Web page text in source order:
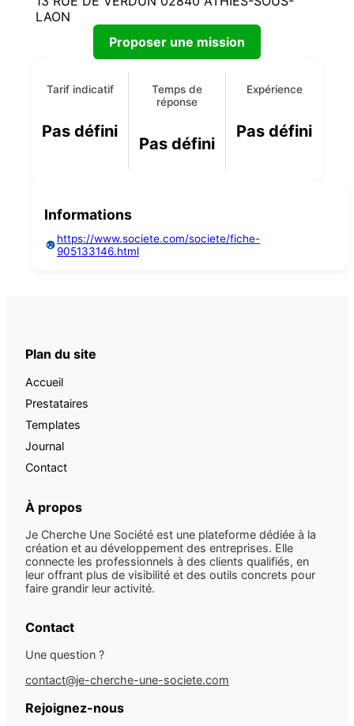
LAON
Proposer une mission
Tarif indicatif
Pas défini
Temps de
réponse
Pas défini
Expérience
Pas défini
Informations
https://www.societe.com/societe/fiche-
905133146.html
Plan du site
Accueil
Prestataires
Templates
Journal
Contact
À propos
Je Cherche Une Société est une plateforme dédiée à la
création et au développement des entreprises. Elle
connecte les professionnels à des clients qualifiés, en
leur offrant plus de visibilité et des outils concrets pour
faire grandir leur activité.
Contact
Une question ?
contact@je-cherche-une-societe.com
Rejoignez-nous